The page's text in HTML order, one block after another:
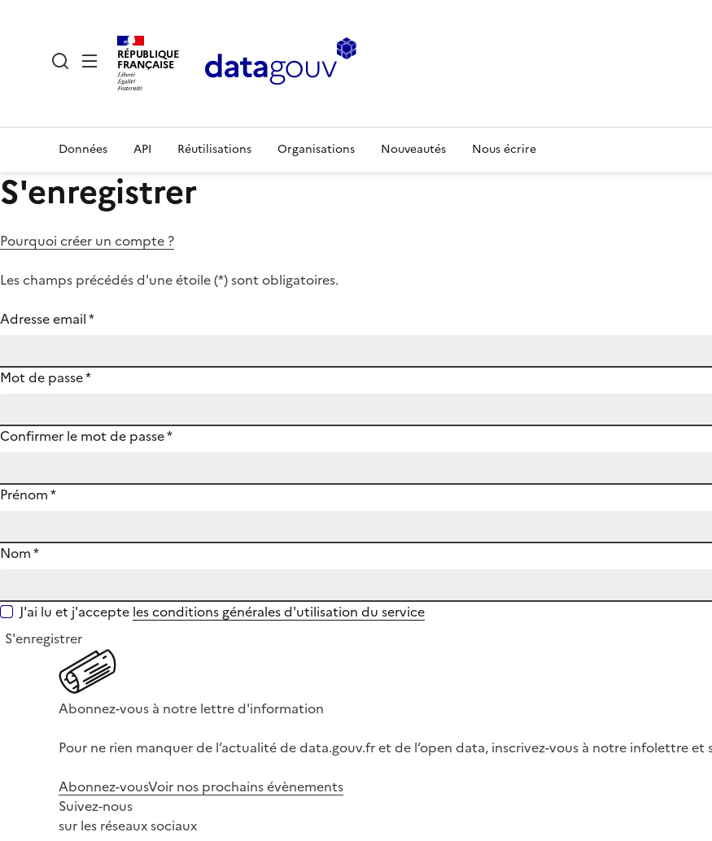
RÉPUBLIQUE
FRANÇAISE
Données API Réutilisations Organisations Nouveautés Nous écrire
S'enregistrer
Pourquoi créer un compte ?
Les champs précédés d'une étoile (*) sont obligatoires.
Adresse email*
Mot de passe*
Confirmer le mot de passe*
Prénom*
Nom*
J'ai lu et j'accepte les conditions générales d'utilisation du service
S'enregistrer
Abonnez-vous à notre lettre d'information
Pour ne rien manquer de l’actualité de data.gouv.fr et de l’open data, inscrivez-vous à notre infolettre et
Abonnez-vousVoir nos prochains évènements
Suivez-nous
sur les réseaux sociaux